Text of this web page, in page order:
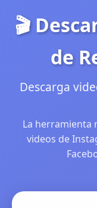
🎬
de
Descarga
La herramienta
videos de